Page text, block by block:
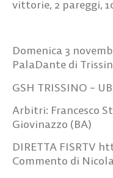
vittorie, 2 pareggi,
Domenica 3
PalaDante di
GSH TRISSINO –
Arbitri: Francesco
Giovinazzo (BA)
DIRETTA FISRTV
Commento di